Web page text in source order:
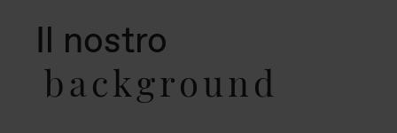
Il nostro
background